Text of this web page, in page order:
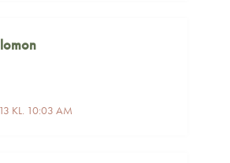
KL. 10:03 AM